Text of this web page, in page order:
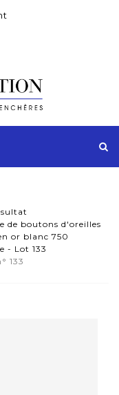
de boutons d'oreilles
or blanc 750
- Lot 133
133